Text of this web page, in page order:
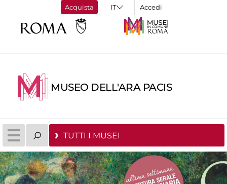
Acquista Accedi
MUSEO DELL'ARA PACIS
TUTTI I MUSEI